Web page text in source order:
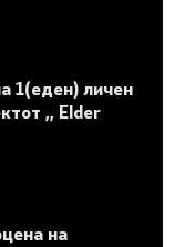
1(еден) личен
,, Elder
на